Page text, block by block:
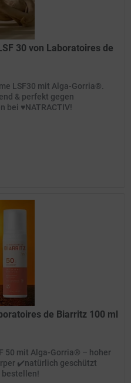
30 von Laboratoires de
LSF30 mit Alga-Gorria®.
& perfekt gegen
bei ♥️NATRACTIV!
de Biarritz 100 ml
50 mit Alga-Gorria® – hoher
✔️natürlich geschützt
bestellen!